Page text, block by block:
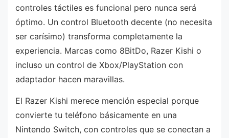
controles táctiles es funcional pero nunca será
óptimo. Un control Bluetooth decente (no necesita
ser carísimo) transforma completamente la
experiencia. Marcas como 8BitDo, Razer Kishi o
incluso un control de Xbox/PlayStation con
adaptador hacen maravillas.
El Razer Kishi merece mención especial porque
convierte tu teléfono básicamente en una
Nintendo Switch, con controles que se conectan a